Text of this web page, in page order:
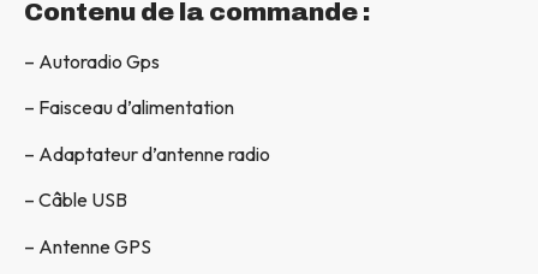
Contenu de la commande :
– Autoradio Gps
– Faisceau d’alimentation
– Adaptateur d’antenne radio
– Câble USB
– Antenne GPS